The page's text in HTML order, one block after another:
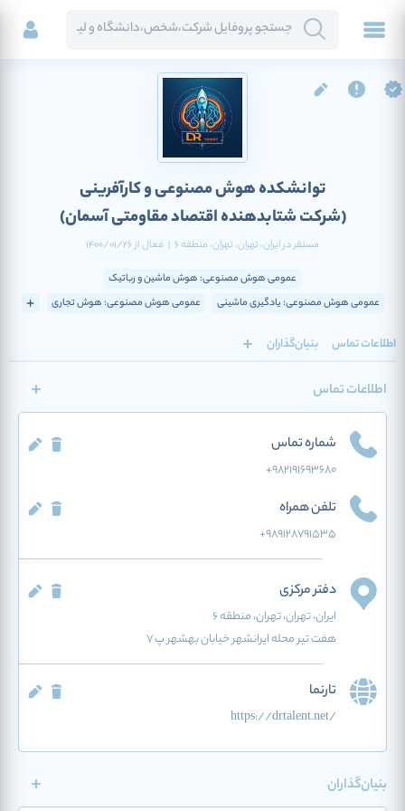
توانشکده هوش مصنوعی و کارآفرینی
(شرکت شتابدهنده اقتصاد مقاومتی آسمان)
مستقر درایران، تهران، تهران، منطقه 6 | فعالاز1400/01/26
عمومی هوش مصنوعی: هوش ماشین و رباتیک
عمومی هوش مصنوعی: یادگیری ماشینی
عمومی هوش مصنوعی: هوش تجاری
اطلاعات تماس بنیان‌گذاران
اطلاعات تماس
شماره تماس
+982191693680
تلفن همراه
+989128791535
دفتر مرکزی
ایران، تهران، تهران، منطقه 6
هفت تیر محله ایرانشهر خیابان بهشهر پ ۷
تارنما
https://drtalent.net/
بنیان‌گذاران